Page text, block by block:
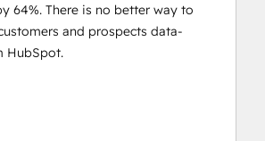
64%. There is no better way to
and prospects data-
HubSpot.